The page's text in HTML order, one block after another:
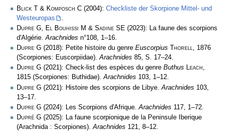
Blick T & Komposch C (2004): Checkliste der Skorpione Mittel- und
Westeuropas
Dupre G, El Bouhissi M & Sadine SE (2023): La faune des scorpions
d'Algérie.Arachnides n°108, 1–16.
Dupre G (2018): Petite histoire du genre Euscorpius Thorell, 1876
(Scorpiones: Euscorpiidae).Arachnides 85, S. 17–24.
Dupre G (2021): Check-list des espèces du genre Buthus Leach,
1815 (Scorpiones: Buthidae).Arachnides 103, 1­–12.
Dupre G (2021): Histoire des scorpions de Libye. Arachnides 103,
13–17.
Dupre G (2024): Les Scorpions d'Afrique.Arachnides 117, 1–72.
Dupré G (2025): La faune scorpionique de la Peninsule Iberique
(Arachnida : Scorpiones).Arachnides 121, 8–12.